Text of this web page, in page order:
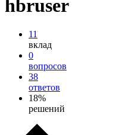
hbruser
11
вклад
0
вопросов
38
ответов
18%
решений